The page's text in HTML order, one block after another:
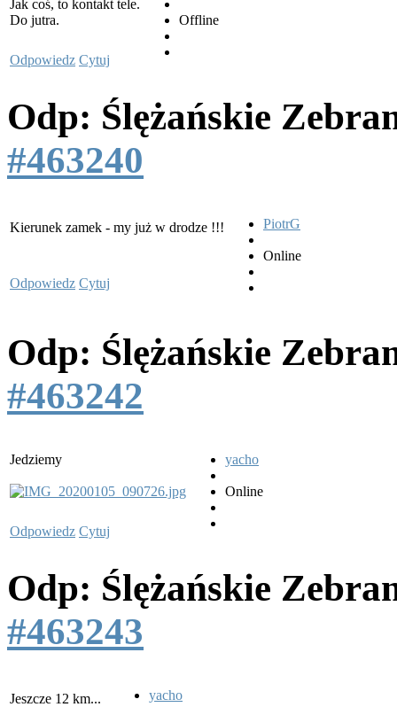
Jak coś, to kontakt tele.
Do jutra.
Offline
Odpowiedz Cytuj
Odp: Ślężańskie
#463240
Kierunek zamek - my już w drodze !!! PiotrG
Online
Odpowiedz Cytuj
Odp: Ślężańskie
#463242
Jedziemy yacho
Online
Odpowiedz Cytuj
Odp: Ślężańskie
#463243
Jeszcze 12 km... yacho